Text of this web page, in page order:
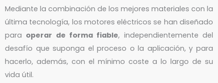
Mediante la combinación de los mejores materiales con la
última tecnología, los motores eléctricos se han diseñado
para operar de forma fiable, independientemente del
desafío que suponga el proceso o la aplicación, y para
hacerlo, además, con el mínimo coste a lo largo de su
vida útil.